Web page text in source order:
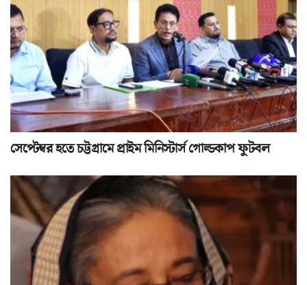
সেপ্টেম্বর হতে চট্টগ্রামে প্রাইম মিনিস্টার্স গোল্ডকাপ ফুটবল